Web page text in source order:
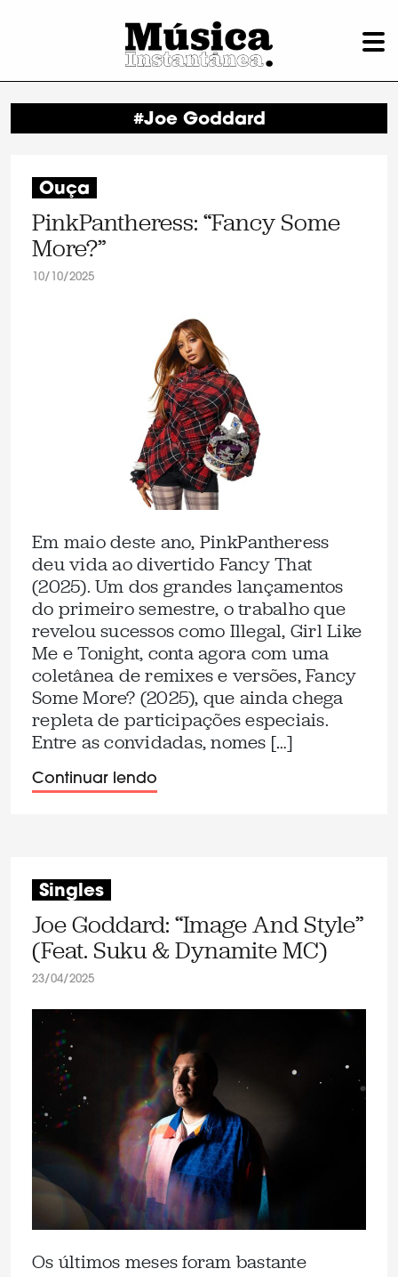
#Joe Goddard
Ouça
PinkPantheress: “Fancy Some
More?”
10/10/2025
Em maio deste ano, PinkPantheress
deu vida ao divertido Fancy That
(2025). Um dos grandes lançamentos
do primeiro semestre, o trabalho que
revelou sucessos como Illegal, Girl Like
Me e Tonight, conta agora com uma
coletânea de remixes e versões, Fancy
Some More? (2025), que ainda chega
repleta de participações especiais.
Entre as convidadas, nomes […]
Continuar lendo
Singles
Joe Goddard: “Image And Style”
(Feat. Suku & Dynamite MC)
23/04/2025
Os últimos meses foram bastante